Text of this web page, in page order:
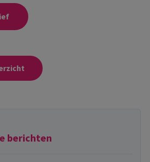
berichten